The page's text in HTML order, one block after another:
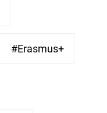
#Erasmus+